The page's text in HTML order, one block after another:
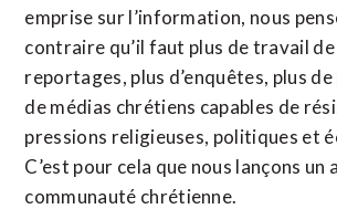
emprise sur l’information, nous
contraire qu’il faut plus de travail
reportages, plus d’enquêtes, plus
de médias chrétiens capables de
pressions religieuses, politiques et
C’est pour cela que nous lançons un
communauté chrétienne.